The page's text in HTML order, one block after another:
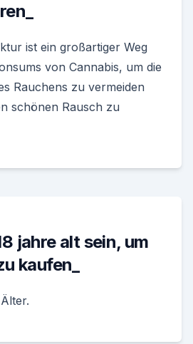
ist ein großartiger Weg
von Cannabis, um die
Rauchens zu vermeiden
schönen Rausch zu
jahre alt sein, um
kaufen_